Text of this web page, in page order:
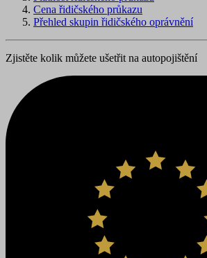
Cena řidičského průkazu
Přehled skupin řidičského oprávnění
Zjistěte kolik můžete ušetřit na autopojištění